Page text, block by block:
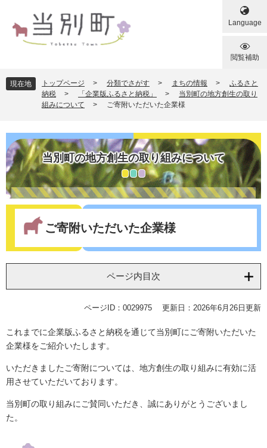
でば
文
Language
閲覧補助
現在地 トップページ > 分類でさがす > まちの情報 >
ふるさと
納税
> 「企業版ふるさと納税」 >
当別町の地方創生の取り
組みについて
> ご寄附いただいた企業様
当別町の地方創生の取り組みについて
ご寄附いただいた企業様
ページ内目次
ページID：0029975 更新日：2026年6月26日更新
これまでに企業版ふるさと納税を通じて当別町にご寄附いただいた
企業様をご紹介いたします。
いただきましたご寄附については、地方創生の取り組みに有効に活
用させていただいております。
当別町の取り組みにご賛同いただき、誠にありがとうございまし
た。